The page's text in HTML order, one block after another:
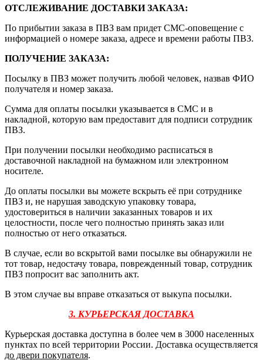
ОТСЛЕЖИВАНИЕ ДОСТАВКИ ЗАКАЗА:
По прибытии заказа в ПВЗ вам придет СМС-оповещение с
информацией о номере заказа, адресе и времени работы ПВЗ.
ПОЛУЧЕНИЕ ЗАКАЗА:
Посылку в ПВЗ может получить любой человек, назвав ФИО
получателя и номер заказа.
Сумма для оплаты посылки указывается в СМС и в
накладной, которую вам предоставит для подписи сотрудник
ПВЗ.
При получении посылки необходимо расписаться в
доставочной накладной на бумажном или электронном
носителе.
До оплаты посылки вы можете вскрыть её при сотруднике
ПВЗ и, не нарушая заводскую упаковку товара,
удостовериться в наличии заказанных товаров и их
целостности, после чего полностью принять заказ или
полностью от него отказаться.
В случае, если во вскрытой вами посылке вы обнаружили не
тот товар, недостачу товара, поврежденный товар, сотрудник
ПВЗ попросит вас заполнить акт.
В этом случае вы вправе отказаться от выкупа посылки.
3. КУРЬЕРСКАЯ ДОСТАВКА
Курьерская доставка доступна в более чем в 3000 населенных
пунктах по всей территории России. Доставка осуществляется
до двери покупателя.